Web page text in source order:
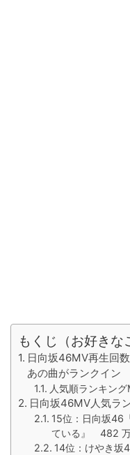
もくじ（お好きな
日向坂46MV再生回
あの曲がランクイン
人気順ランキン
日向坂46MV人気ラ
15位：日向坂46
ている』 482
14位：けやき坂